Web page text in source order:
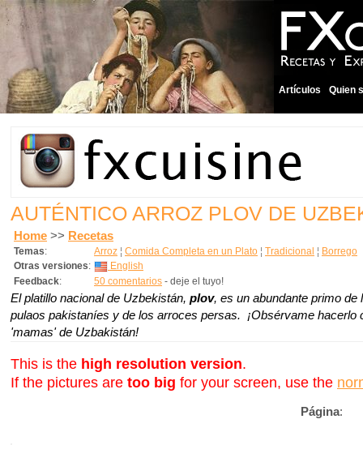
Artículos Quien
AUTÉNTICO ARROZ PLOV DE
Home >> Recetas
Temas: Arroz ¦ Comida Completa en un Plato ¦ Tradicional ¦ Borrego
Otras versiones:
English
Feedback: 50 comentarios - deje el tuyo!
El platillo nacional de Uzbekistán, plov, es un abundante primo de
pulaos pakistaníes y de los arroces persas. ¡Obsérvame hacerlo
'mamas' de Uzbakistán!
This is the high resolution version.
If the pictures are too big for your screen, use the
Página: